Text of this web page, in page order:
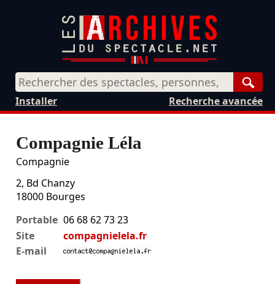
Recherche avancée
Installer
Compagnie Léla
Compagnie
2, Bd Chanzy
18000 Bourges
Portable 06 68 62 73 23
Site
compagnielela.fr
E-mail